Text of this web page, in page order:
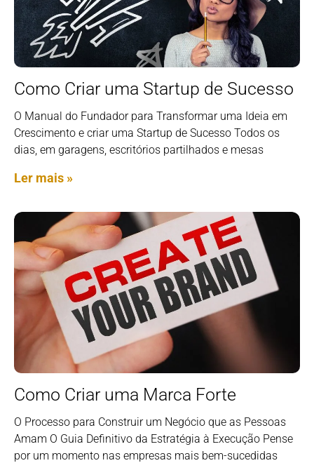
Como Criar uma Startup de Sucesso
O Manual do Fundador para Transformar uma Ideia em
Crescimento e criar uma Startup de Sucesso Todos os
dias, em garagens, escritórios partilhados e mesas
Ler mais »
Como Criar uma Marca Forte
O Processo para Construir um Negócio que as Pessoas
Amam O Guia Definitivo da Estratégia à Execução Pense
por um momento nas empresas mais bem-sucedidas